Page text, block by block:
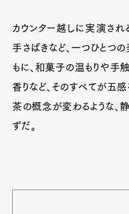
カウンター越しに実演され
手さばきなど、一つひとつ
もに、和菓子の温もりや手
香りなど、そのすべてが五
茶の概念が変わるような、
ずだ。